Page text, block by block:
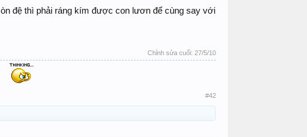
đệ thì phải ráng kím được con lươn để cùng say với
Chỉnh sửa cuối: 27/5/10
#42